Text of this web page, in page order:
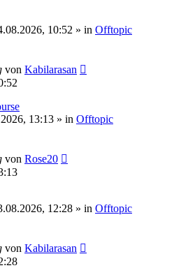
10:52 » in Offtopic
von Kabilarasan
13:13 » in Offtopic
von Rose20
12:28 » in Offtopic
von Kabilarasan